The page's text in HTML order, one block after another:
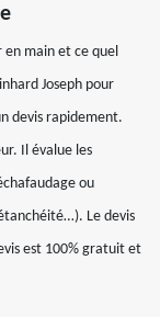
en main et ce quel
Joseph pour
devis rapidement.
Il évalue les
ou
Le devis
est 100% gratuit et